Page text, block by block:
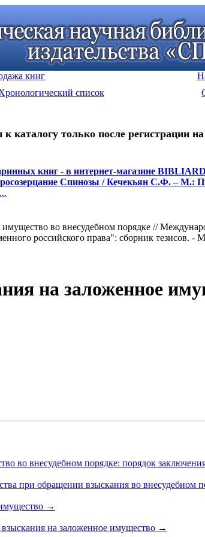
книг
список
каталогу только после регистрации
книг - в интернет-магазине
Спинозы / Кечекьян С.Ф. – М.:
во внесудебном порядке //
российского права": сборник
на заложенное
во внесудебном порядке: порядок
при обращении взыскания во внесудебном
→
на заложенное имущество →